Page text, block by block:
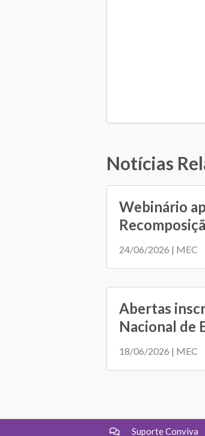
Notícias
Webinário
24/06/2026 | MEC
Abertas
Nacional de
18/06/2026 | MEC
Suporte Conviva